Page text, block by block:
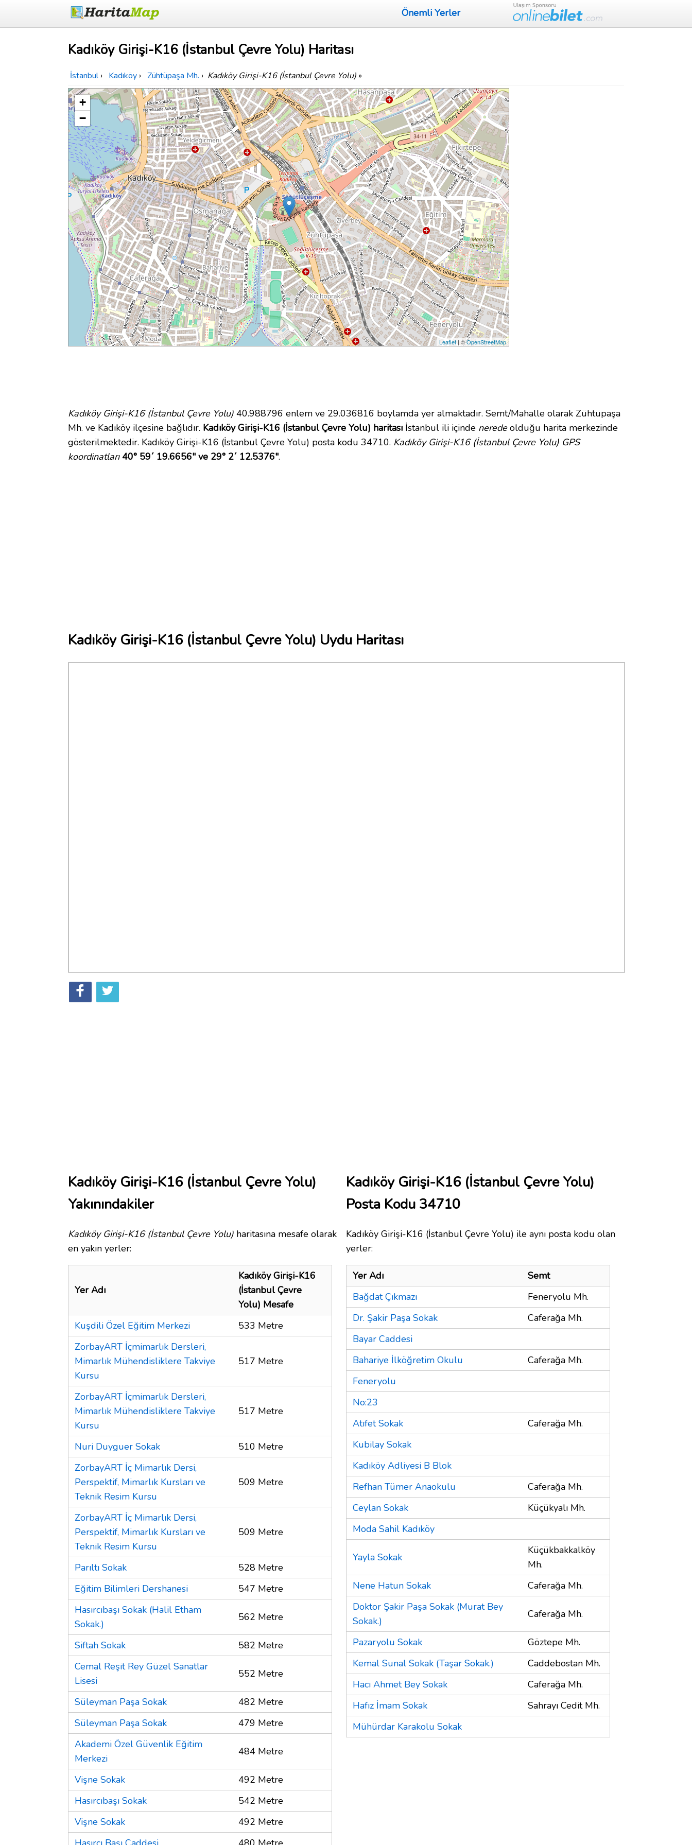
Önemli Yerler
Kadıköy Girişi-K16 (İstanbul Çevre Yolu) Haritası
İstanbul › Kadıköy › Zühtüpaşa Mh. › Kadıköy Girişi-K16 (İstanbul Çevre Yolu) »
+
−
Leaflet| ©OpenStreetMap
Kadıköy Girişi-K16 (İstanbul Çevre Yolu) 40.988796 enlem ve 29.036816 boylamda yer almaktadır. Semt/Mahalle olarak Zühtüpaşa
Mh. ve Kadıköy ilçesine bağlıdır. Kadıköy Girişi-K16 (İstanbul Çevre Yolu) haritası İstanbul ili içinde neredeolduğu harita merkezinde
gösterilmektedir. Kadıköy Girişi-K16 (İstanbul Çevre Yolu) posta kodu 34710. Kadıköy Girişi-K16 (İstanbul Çevre Yolu) GPS
koordinatları 40° 59´ 19.6656" ve 29° 2´ 12.5376".
Kadıköy Girişi-K16 (İstanbul Çevre Yolu) Uydu Haritası
Kadıköy Girişi-K16 (İstanbul Çevre Yolu)
Yakınındakiler
Kadıköy Girişi-K16 (İstanbul Çevre Yolu) haritasına mesafe olarak
en yakın yerler:
Yer Adı
Kadıköy Girişi-K16
(İstanbul Çevre
Yolu) Mesafe
Kuşdili Özel Eğitim Merkezi
533 Metre
ZorbayART İçmimarlık Dersleri,
Mimarlık Mühendisliklere Takviye
Kursu
517 Metre
ZorbayART İçmimarlık Dersleri,
Mimarlık Mühendisliklere Takviye
Kursu
517 Metre
Nuri Duyguer Sokak
510 Metre
ZorbayART İç Mimarlık Dersi,
Perspektif, Mimarlık Kursları ve
Teknik Resim Kursu
509 Metre
ZorbayART İç Mimarlık Dersi,
Perspektif, Mimarlık Kursları ve
Teknik Resim Kursu
509 Metre
Parıltı Sokak
528 Metre
Eğitim Bilimleri Dershanesi
547 Metre
Hasırcıbaşı Sokak (Halil Etham
Sokak.)
562 Metre
Siftah Sokak
582 Metre
Cemal Reşit Rey Güzel Sanatlar
Lisesi
552 Metre
Süleyman Paşa Sokak
482 Metre
Süleyman Paşa Sokak
479 Metre
Akademi Özel Güvenlik Eğitim
Merkezi
484 Metre
Vişne Sokak
492 Metre
Hasırcıbaşı Sokak
542 Metre
Vişne Sokak
492 Metre
Kadıköy Girişi-K16 (İstanbul Çevre Yolu)
Posta Kodu 34710
Kadıköy Girişi-K16 (İstanbul Çevre Yolu) ile aynı posta kodu olan
yerler:
Yer Adı
Semt
Bağdat Çıkmazı
Feneryolu Mh.
Dr. Şakir Paşa Sokak
Caferağa Mh.
Bayar Caddesi
Bahariye İlköğretim Okulu
Caferağa Mh.
Feneryolu
No:23
Atıfet Sokak
Caferağa Mh.
Kubilay Sokak
Kadıköy Adliyesi B Blok
Refhan Tümer Anaokulu
Caferağa Mh.
Ceylan Sokak
Küçükyalı Mh.
Moda Sahil Kadıköy
Yayla Sokak
Küçükbakkalköy
Mh.
Nene Hatun Sokak
Caferağa Mh.
Doktor Şakir Paşa Sokak (Murat Bey
Sokak.)
Caferağa Mh.
Pazaryolu Sokak
Göztepe Mh.
Kemal Sunal Sokak (Taşar Sokak.)
Caddebostan Mh.
Hacı Ahmet Bey Sokak
Caferağa Mh.
Hafız İmam Sokak
Sahrayı Cedit Mh.
Mühürdar Karakolu Sokak